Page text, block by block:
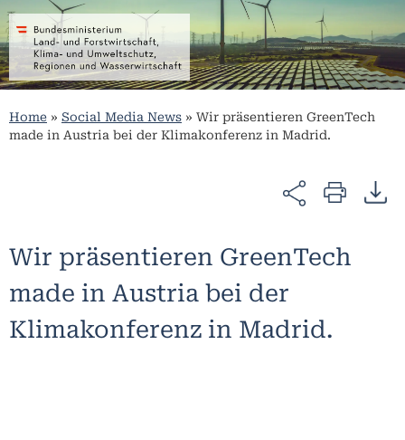
Home » Social Media News » Wir präsentieren GreenTech
made in Austria bei der Klimakonferenz in Madrid.
Wir präsentieren GreenTech
made in Austria bei der
Klimakonferenz in Madrid.